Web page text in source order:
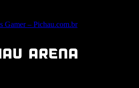
Gamer – Pichau.com.br